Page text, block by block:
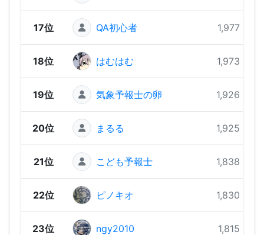
17位 QA初心者 1,977 pts
18位 はむはむ 1,973 pts
19位 気象予報士の卵 1,926 pts
20位 まるる 1,925 pts
21位 こども予報士 1,838 pts
22位 ピノキオ 1,830 pts
23位 ngy2010 1,815 pts